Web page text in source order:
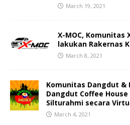
March 19, 2021
X-MOC, Komunitas
lakukan Rakernas
March 8, 2021
Komunitas Dangdut &
Dangdut Coffee House
Silturahmi secara
March 4, 2021